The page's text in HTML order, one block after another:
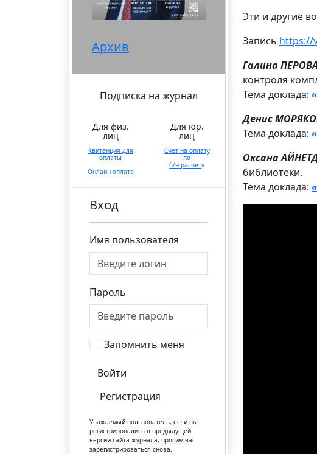
Архив
Подписка на журнал
Для физ.
лиц
Квитанция для
оплаты
Онлайн оплата
Для юр.
лиц
Счет на оплату
по
б/н расчету
Вход
Имя пользователя
Пароль
Запомнить меня
Войти
Регистрация
Уважаемый пользователь, если вы
регистрировались в предыдущей
версии сайта журнала, просим вас
зарегистрироваться снова.
Эти и другие
Запись https://
Галина ПЕРОВА
контроля
Тема доклада:
Денис
Тема доклада:
Оксана
библиотеки.
Тема доклада: